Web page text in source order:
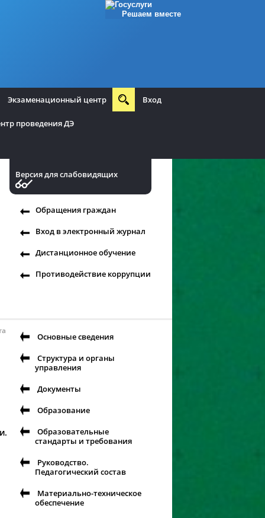
Решаем вместе
Экзаменационный центр
проведения ДЭ
Вход
Версия для слабовидящих
Обращения граждан
Вход в электронный журнал
Дистанционное обучение
Противодействие коррупции
Основные сведения
Структура и органы
управления
Документы
Образование
Образовательные
стандарты и требования
Руководство.
Педагогический состав
Материально-техническое
обеспечение